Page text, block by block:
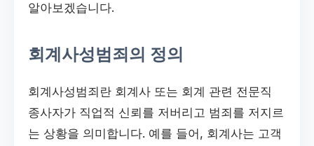
알아보겠습니다.
회계사성범죄의 정의
회계사성범죄란 회계사 또는 회계 관련 전문직
종사자가 직업적 신뢰를 저버리고 범죄를 저지르
는 상황을 의미합니다. 예를 들어, 회계사는 고객